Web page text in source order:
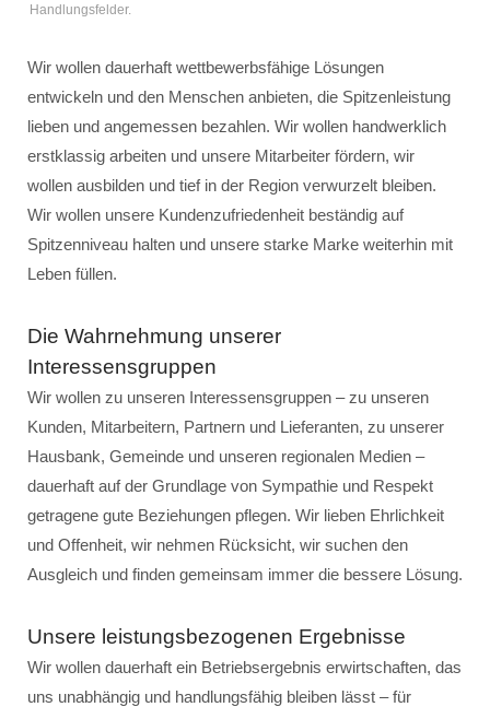
Handlungsfelder.
Wir wollen dauerhaft wettbewerbsfähige Lösungen
entwickeln und den Menschen anbieten, die Spitzenleistung
lieben und angemessen bezahlen. Wir wollen handwerklich
erstklassig arbeiten und unsere Mitarbeiter fördern, wir
wollen ausbilden und tief in der Region verwurzelt bleiben.
Wir wollen unsere Kundenzufriedenheit beständig auf
Spitzenniveau halten und unsere starke Marke weiterhin mit
Leben füllen.
Die Wahrnehmung unserer
Interessensgruppen
Wir wollen zu unseren Interessensgruppen – zu unseren
Kunden, Mitarbeitern, Partnern und Lieferanten, zu unserer
Hausbank, Gemeinde und unseren regionalen Medien –
dauerhaft auf der Grundlage von Sympathie und Respekt
getragene gute Beziehungen pflegen. Wir lieben Ehrlichkeit
und Offenheit, wir nehmen Rücksicht, wir suchen den
Ausgleich und finden gemeinsam immer die bessere Lösung.
Unsere leistungsbezogenen Ergebnisse
Wir wollen dauerhaft ein Betriebsergebnis erwirtschaften, das
uns unabhängig und handlungsfähig bleiben lässt – für